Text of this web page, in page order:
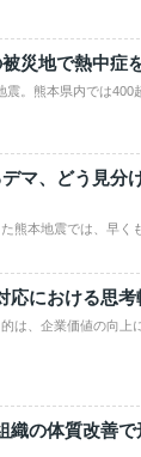
災地で熱中症
震。熊本県内では400
マ、どう見分
熊本地震では、早く
応における思考
は、企業価値の向上
織の体質改善で